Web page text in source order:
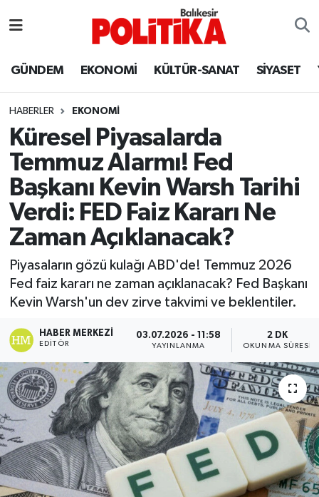
GÜNDEM EKONOMİ KÜLTÜR-SANAT SİYASET
HABERLER EKONOMİ
Küresel Piyasalarda
Temmuz Alarmı! Fed
Başkanı Kevin Warsh Tarihi
Verdi: FED Faiz Kararı Ne
Zaman Açıklanacak?
Piyasaların gözü kulağı ABD'de! Temmuz 2026
Fed faiz kararı ne zaman açıklanacak? Fed Başkanı
Kevin Warsh'un dev zirve takvimi ve beklentiler.
HABER MERKEZI
EDITÖR
03.07.2026 - 11:58
YAYINLANMA
2 DK
OKUNMA SÜRESI
Ayvalık
Bandırma
Bigadiç
BİYOGRAFİLER
Burhaniye
ÇEVRE
DÜNYA
Dursunbey
Edremit
EĞİTİM
EKONOMİ
Balıkesir Hava Durumu
Balıkesir Namaz Vakitleri
Balıkesir Trafik Yoğunluk Haritası
Süper Lig Puan Durumu ve Fikstür
Tüm Manşetler
Son Dakika Haberleri
Haber Arşivi